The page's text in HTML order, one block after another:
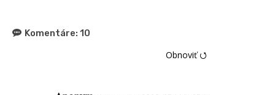
Komentáre: 10
Obnoviť ⭯